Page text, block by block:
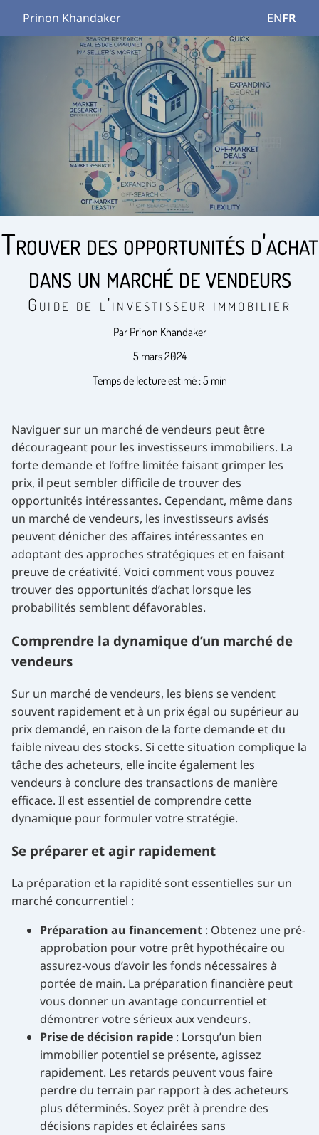
Prinon Khandaker ENFR
Trouver des opportunités d'achat
dans un marché de vendeurs
Guide de l'investisseur immobilier
Par Prinon Khandaker
5 mars 2024
Temps de lecture estimé : 5 min
Naviguer sur un marché de vendeurs peut être
décourageant pour les investisseurs immobiliers. La
forte demande et l’offre limitée faisant grimper les
prix, il peut sembler difficile de trouver des
opportunités intéressantes. Cependant, même dans
un marché de vendeurs, les investisseurs avisés
peuvent dénicher des affaires intéressantes en
adoptant des approches stratégiques et en faisant
preuve de créativité. Voici comment vous pouvez
trouver des opportunités d’achat lorsque les
probabilités semblent défavorables.
Comprendre la dynamique d’un marché de
vendeurs
Sur un marché de vendeurs, les biens se vendent
souvent rapidement et à un prix égal ou supérieur au
prix demandé, en raison de la forte demande et du
faible niveau des stocks. Si cette situation complique la
tâche des acheteurs, elle incite également les
vendeurs à conclure des transactions de manière
efficace. Il est essentiel de comprendre cette
dynamique pour formuler votre stratégie.
Se préparer et agir rapidement
La préparation et la rapidité sont essentielles sur un
marché concurrentiel :
Préparation au financement : Obtenez une pré-
approbation pour votre prêt hypothécaire ou
assurez-vous d’avoir les fonds nécessaires à
portée de main. La préparation financière peut
vous donner un avantage concurrentiel et
démontrer votre sérieux aux vendeurs.
Prise de décision rapide : Lorsqu’un bien
immobilier potentiel se présente, agissez
rapidement. Les retards peuvent vous faire
perdre du terrain par rapport à des acheteurs
plus déterminés. Soyez prêt à prendre des
décisions rapides et éclairées sans